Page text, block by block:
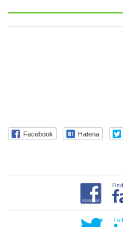
Facebook Hatena